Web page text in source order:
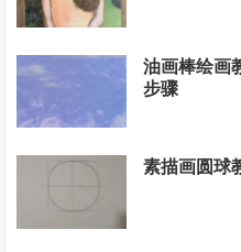
油画棒绘画
步骤
素描画圆球